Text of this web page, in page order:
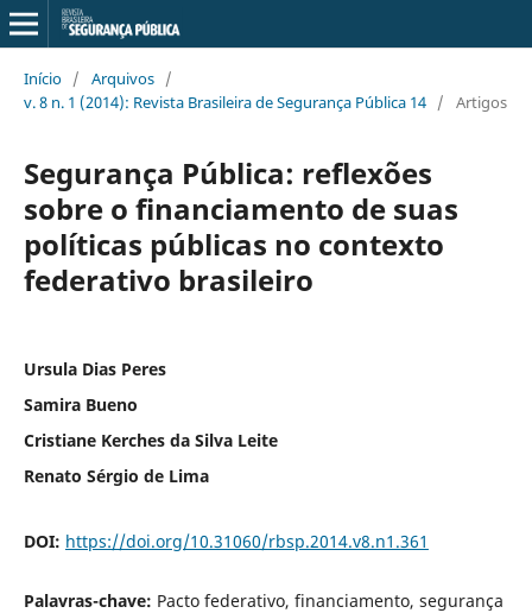
Início / Arquivos /
v. 8 n. 1 (2014): Revista Brasileira de Segurança Pública 14 / Artigos
Segurança Pública: reflexões
sobre o financiamento de suas
políticas públicas no contexto
federativo brasileiro
Ursula Dias Peres
Samira Bueno
Cristiane Kerches da Silva Leite
Renato Sérgio de Lima
DOI: https://doi.org/10.31060/rbsp.2014.v8.n1.361
Palavras-chave: Pacto federativo, financiamento, segurança